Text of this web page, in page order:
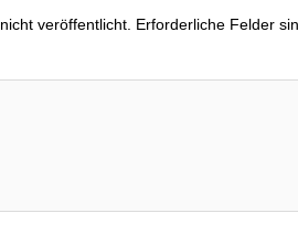
veröffentlicht. Erforderliche Felder